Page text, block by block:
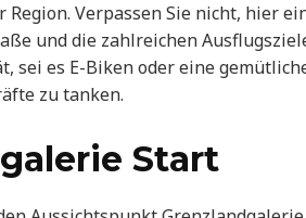
Verpassen Sie nicht, hier
und die zahlreichen
sei es E-Biken oder eine
zu tanken.
Start